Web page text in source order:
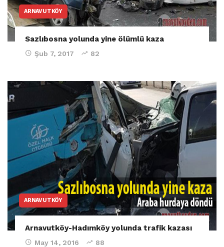
ARNAVUTKÖY
Sazlıbosna yolunda yine ölümlü kaza
Şub 7, 2017 82
ARNAVUTKÖY
Arnavutköy-Hadımköy yolunda trafik kazası
May 14, 2016 88